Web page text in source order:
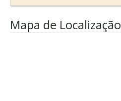
Mapa de Localização